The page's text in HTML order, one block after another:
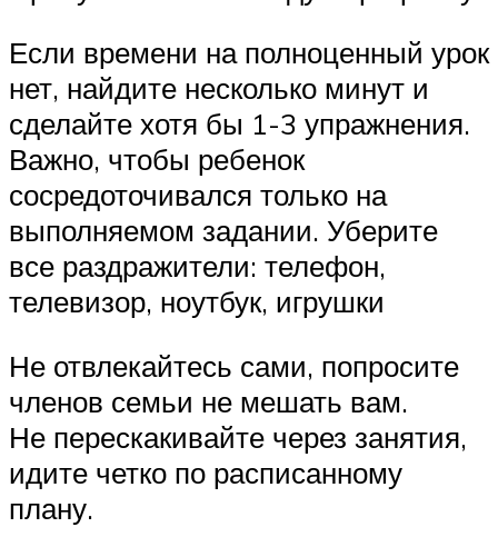
Если времени на полноценный урок
нет, найдите несколько минут и
сделайте хотя бы 1-3 упражнения.
Важно, чтобы ребенок
сосредоточивался только на
выполняемом задании. Уберите
все раздражители: телефон,
телевизор, ноутбук, игрушки
Не отвлекайтесь сами, попросите
членов семьи не мешать вам.
Не перескакивайте через занятия,
идите четко по расписанному
плану.